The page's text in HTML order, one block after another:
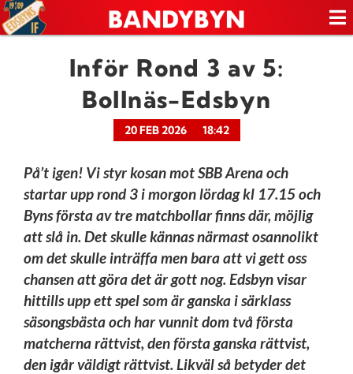
Inför Rond 3 av 5:
Bollnäs-Edsbyn
20 FEB 2026 18:42
På’t igen! Vi styr kosan mot SBB Arena och
startar upp rond 3 i morgon lördag kl 17.15 och
Byns första av tre matchbollar finns där, möjlig
att slå in. Det skulle kännas närmast osannolikt
om det skulle inträffa men bara att vi gett oss
chansen att göra det är gott nog. Edsbyn visar
hittills upp ett spel som är ganska i särklass
säsongsbästa och har vunnit dom två första
matcherna rättvist, den första ganska rättvist,
den igår väldigt rättvist. Likväl så betyder det